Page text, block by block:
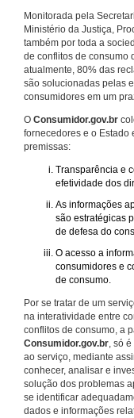
Monitorada pela
Ministério da Justiça,
também por toda a
de conflitos de consumo
atualmente, 80% das
são solucionadas pelas
consumidores em um
O Consumidor.gov.br
fornecedores e o Estado
premissas:
Transparência e
efetividade dos
As informações
são estratégicas
de defesa do
O acesso a
consumidores e
de consumo.
Por se tratar de um
na interatividade entre
conflitos de consumo, a
Consumidor.gov.br, só
ao serviço, mediante
conhecer, analisar e
solução dos problemas
se identificar
dados e informações